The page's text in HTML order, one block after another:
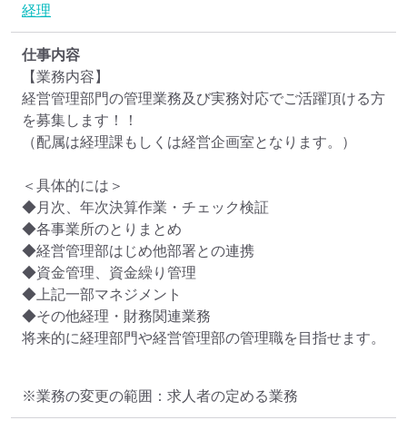
経理
仕事内容
【業務内容】
経営管理部門の管理業務及び実務対応でご活躍頂ける方
を募集します！！
（配属は経理課もしくは経営企画室となります。）
＜具体的には＞
◆月次、年次決算作業・チェック検証
◆各事業所のとりまとめ
◆経営管理部はじめ他部署との連携
◆資金管理、資金繰り管理
◆上記一部マネジメント
◆その他経理・財務関連業務
将来的に経理部門や経営管理部の管理職を目指せます。
※業務の変更の範囲：求人者の定める業務